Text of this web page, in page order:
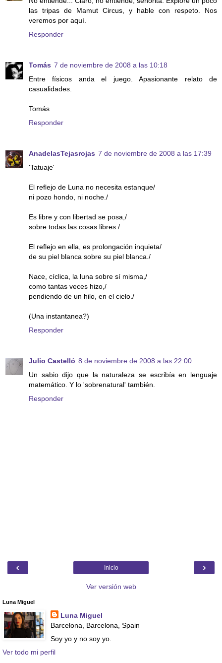
las tripas de Mamut Circus, y hable con respeto. Nos
veremos por aquí.
Responder
Tomás 7 de noviembre de 2008 a las 10:18
Entre físicos anda el juego. Apasionante relato de
casualidades.
Tomás
Responder
AnadelasTejasrojas 7 de noviembre de 2008 a las 17:39
'Tatuaje'
El reflejo de Luna no necesita estanque/
ni pozo hondo, ni noche./
Es libre y con libertad se posa,/
sobre todas las cosas libres./
El reflejo en ella, es prolongación inquieta/
de su piel blanca sobre su piel blanca./
Nace, cíclica, la luna sobre sí misma,/
como tantas veces hizo,/
pendiendo de un hilo, en el cielo./
(Una instantanea?)
Responder
Julio Castelló 8 de noviembre de 2008 a las 22:00
Un sabio dijo que la naturaleza se escribía en lenguaje
matemático. Y lo 'sobrenatural' también.
Responder
‹ ›
Inicio
Ver versión web
Luna Miguel
Luna Miguel
Barcelona, Barcelona, Spain
Soy yo y no soy yo.
Ver todo mi perfil